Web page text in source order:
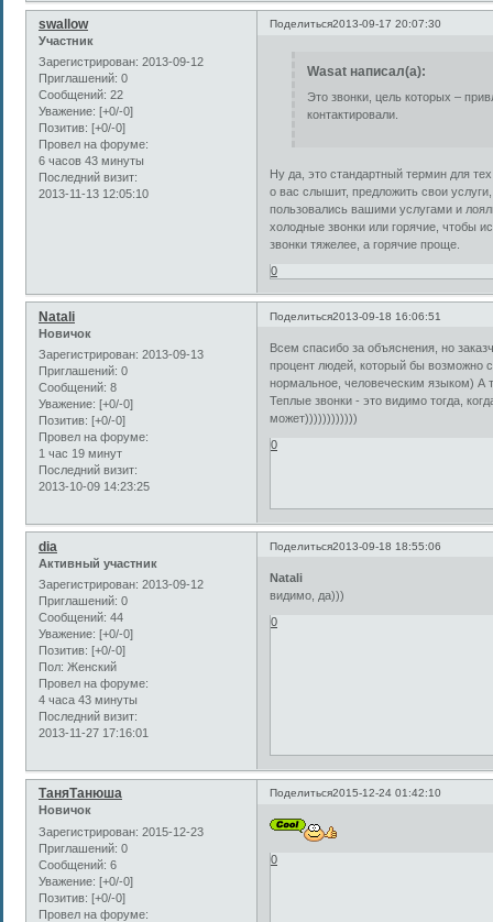
Поделиться2013-09-17 20:07:30
swallow
Участник
Зарегистрирован: 2013-09-12
Приглашений: 0
Сообщений: 22
Уважение: [+0/-0]
Позитив: [+0/-0]
Провел на форуме:
6 часов 43 минуты
Последний визит:
2013-11-13 12:05:10
Wasat написал(а):
Это звонки, цель которых –
контактировали.
Ну да, это стандартный термин для
о вас слышит, предложить свои
пользовались вашими услугами и
холодные звонки или горячие, чтобы
звонки тяжелее, а горячие проще.
0
Поделиться2013-09-18 16:06:51
Natali
Новичок
Зарегистрирован: 2013-09-13
Приглашений: 0
Сообщений: 8
Уважение: [+0/-0]
Позитив: [+0/-0]
Провел на форуме:
1 час 19 минут
Последний визит:
2013-10-09 14:23:25
Всем спасибо за объяснения, но
процент людей, который бы возможно
нормальное, человеческим языком) А
Теплые звонки - это видимо тогда,
может))))))))))))
0
Поделиться2013-09-18 18:55:06
dia
Активный участник
Зарегистрирован: 2013-09-12
Приглашений: 0
Сообщений: 44
Уважение: [+0/-0]
Позитив: [+0/-0]
Пол: Женский
Провел на форуме:
4 часа 43 минуты
Последний визит:
2013-11-27 17:16:01
Natali
видимо, да)))
0
Поделиться2015-12-24 01:42:10
ТаняТанюша
Новичок
Зарегистрирован: 2015-12-23
Приглашений: 0
Сообщений: 6
Уважение: [+0/-0]
Позитив: [+0/-0]
Провел на форуме:
0